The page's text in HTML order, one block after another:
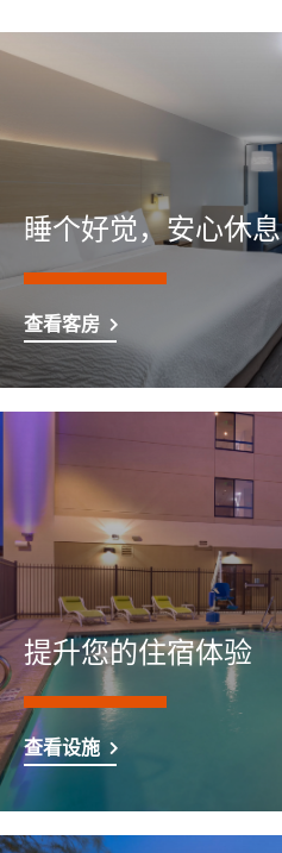
睡个好觉，安心休息
查看客房
提升您的住宿体验
查看设施